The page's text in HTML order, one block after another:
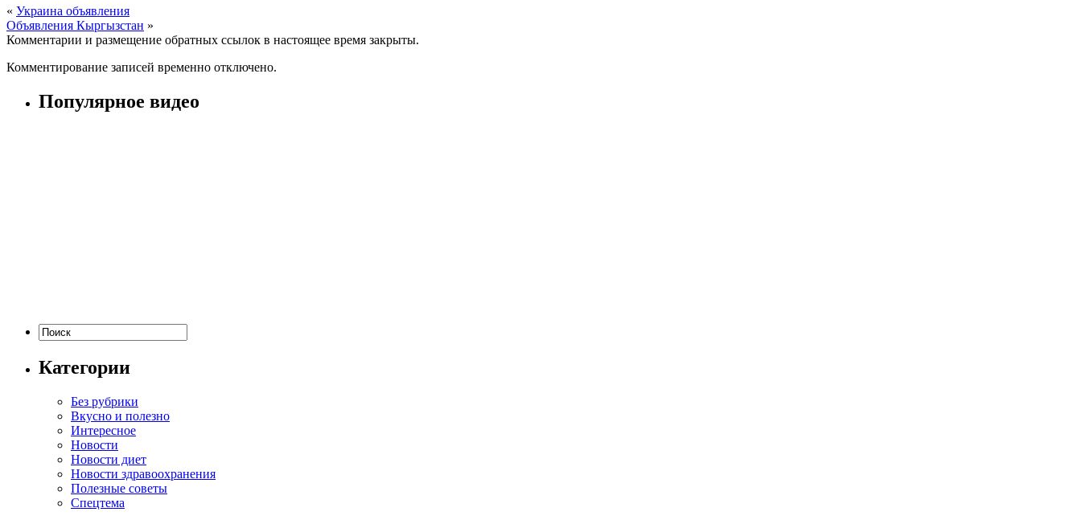
« Украина объявления
Объявления Кыргызстан »
Комментарии и размещение обратных ссылок в настоящее время закрыты.
Комментирование записей временно отключено.
Популярное видео
Категории
Без рубрики
Вкусно и полезно
Интересное
Новости
Новости диет
Новости здравоохранения
Полезные советы
Спецтема